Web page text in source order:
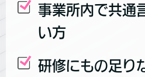
事業所内で共通
い方
研修にもの足り